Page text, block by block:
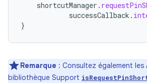
shortcutManager .
successCallback .
}
Remarque : Consultez également les
bibliothèque Support